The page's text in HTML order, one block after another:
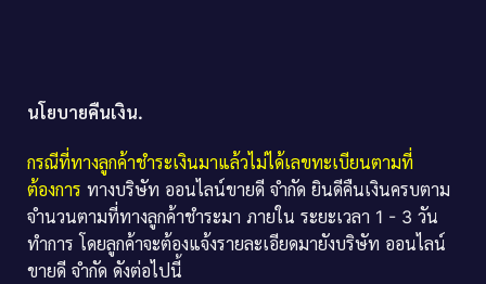
นโยบายคืนเงิน.
กรณีที่ทางลูกค้าชำระเงินมาแล้วไม่ได้เลขทะเบียนตามที่
ต้องการ ทางบริษัท ออนไลน์ขายดี จำกัด ยินดีคืนเงินครบตาม
จำนวนตามที่ทางลูกค้าชำระมา ภายใน ระยะเวลา 1 - 3 วัน
ทำการ โดยลูกค้าจะต้องแจ้งรายละเอียดมายังบริษัท ออนไลน์
ขายดี จำกัด ดังต่อไปนี้